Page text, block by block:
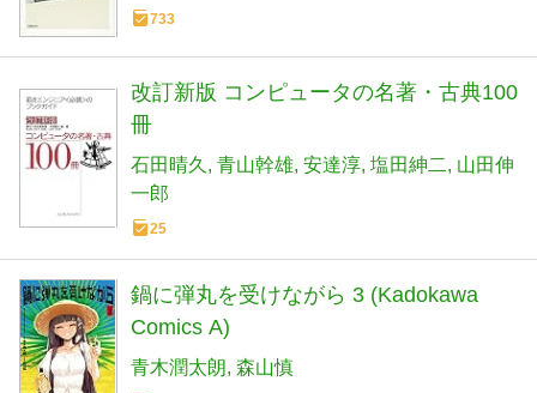
733
改訂新版 コンピュータの名著・古典100
冊
石田晴久 青山幹雄 安達淳 塩田紳二
山田伸
一郎
25
鍋に弾丸を受けながら 3 (Kadokawa
Comics A)
青木潤太朗 森山慎